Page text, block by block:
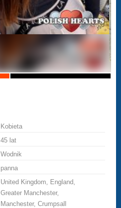
Kobieta
45 lat
Wodnik
panna
United Kingdom, England,
Greater Manchester,
Manchester, Crumpsall